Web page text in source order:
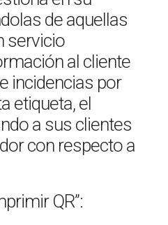
de aquellas
servicio
al cliente
incidencias por
etiqueta, el
a sus clientes
con respecto a
QR”: